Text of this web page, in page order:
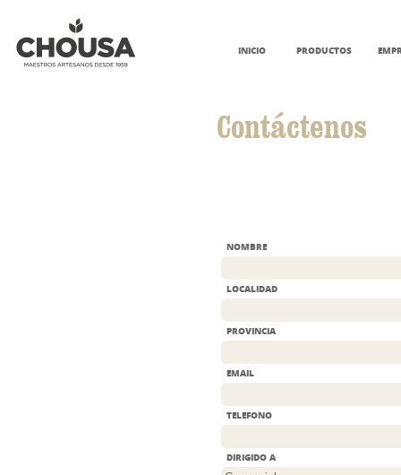
INICIO PRODUCTOS
Contáctenos
NOMBRE
LOCALIDAD
PROVINCIA
EMAIL
TELEFONO
DIRIGIDO A